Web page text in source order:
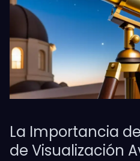
La Importancia
de Visualización